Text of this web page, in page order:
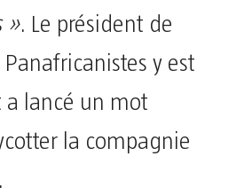
». Le président de
Panafricanistes y est
a lancé un mot
la compagnie